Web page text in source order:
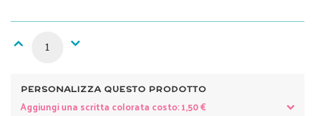
PERSONALIZZA QUESTO PRODOTTO
Aggiungi una scritta colorata costo: 1,50 €